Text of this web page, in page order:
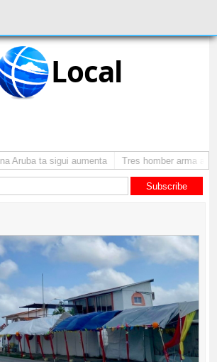
Local
Aruba ta sigui aumenta Tres homber arma a
Subscribe